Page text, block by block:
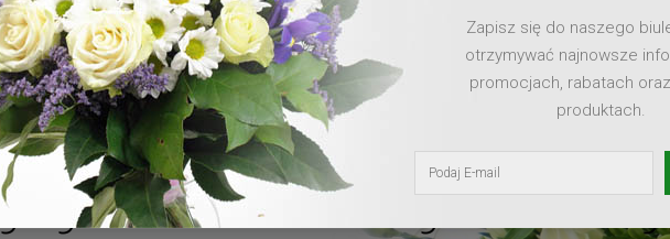
dla
ukochanej
Zapisz się do naszego
otrzymywać najnowsze
promocjach, rabatach
produktach.